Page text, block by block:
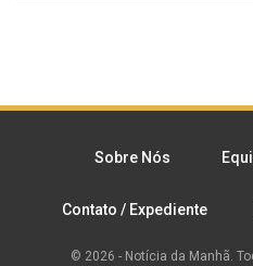
Sobre Nós
Contato / Expediente
© 2026 - Notícia da Manhã.